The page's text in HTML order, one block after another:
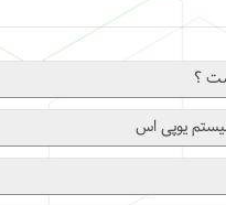
؟
یوپی اس